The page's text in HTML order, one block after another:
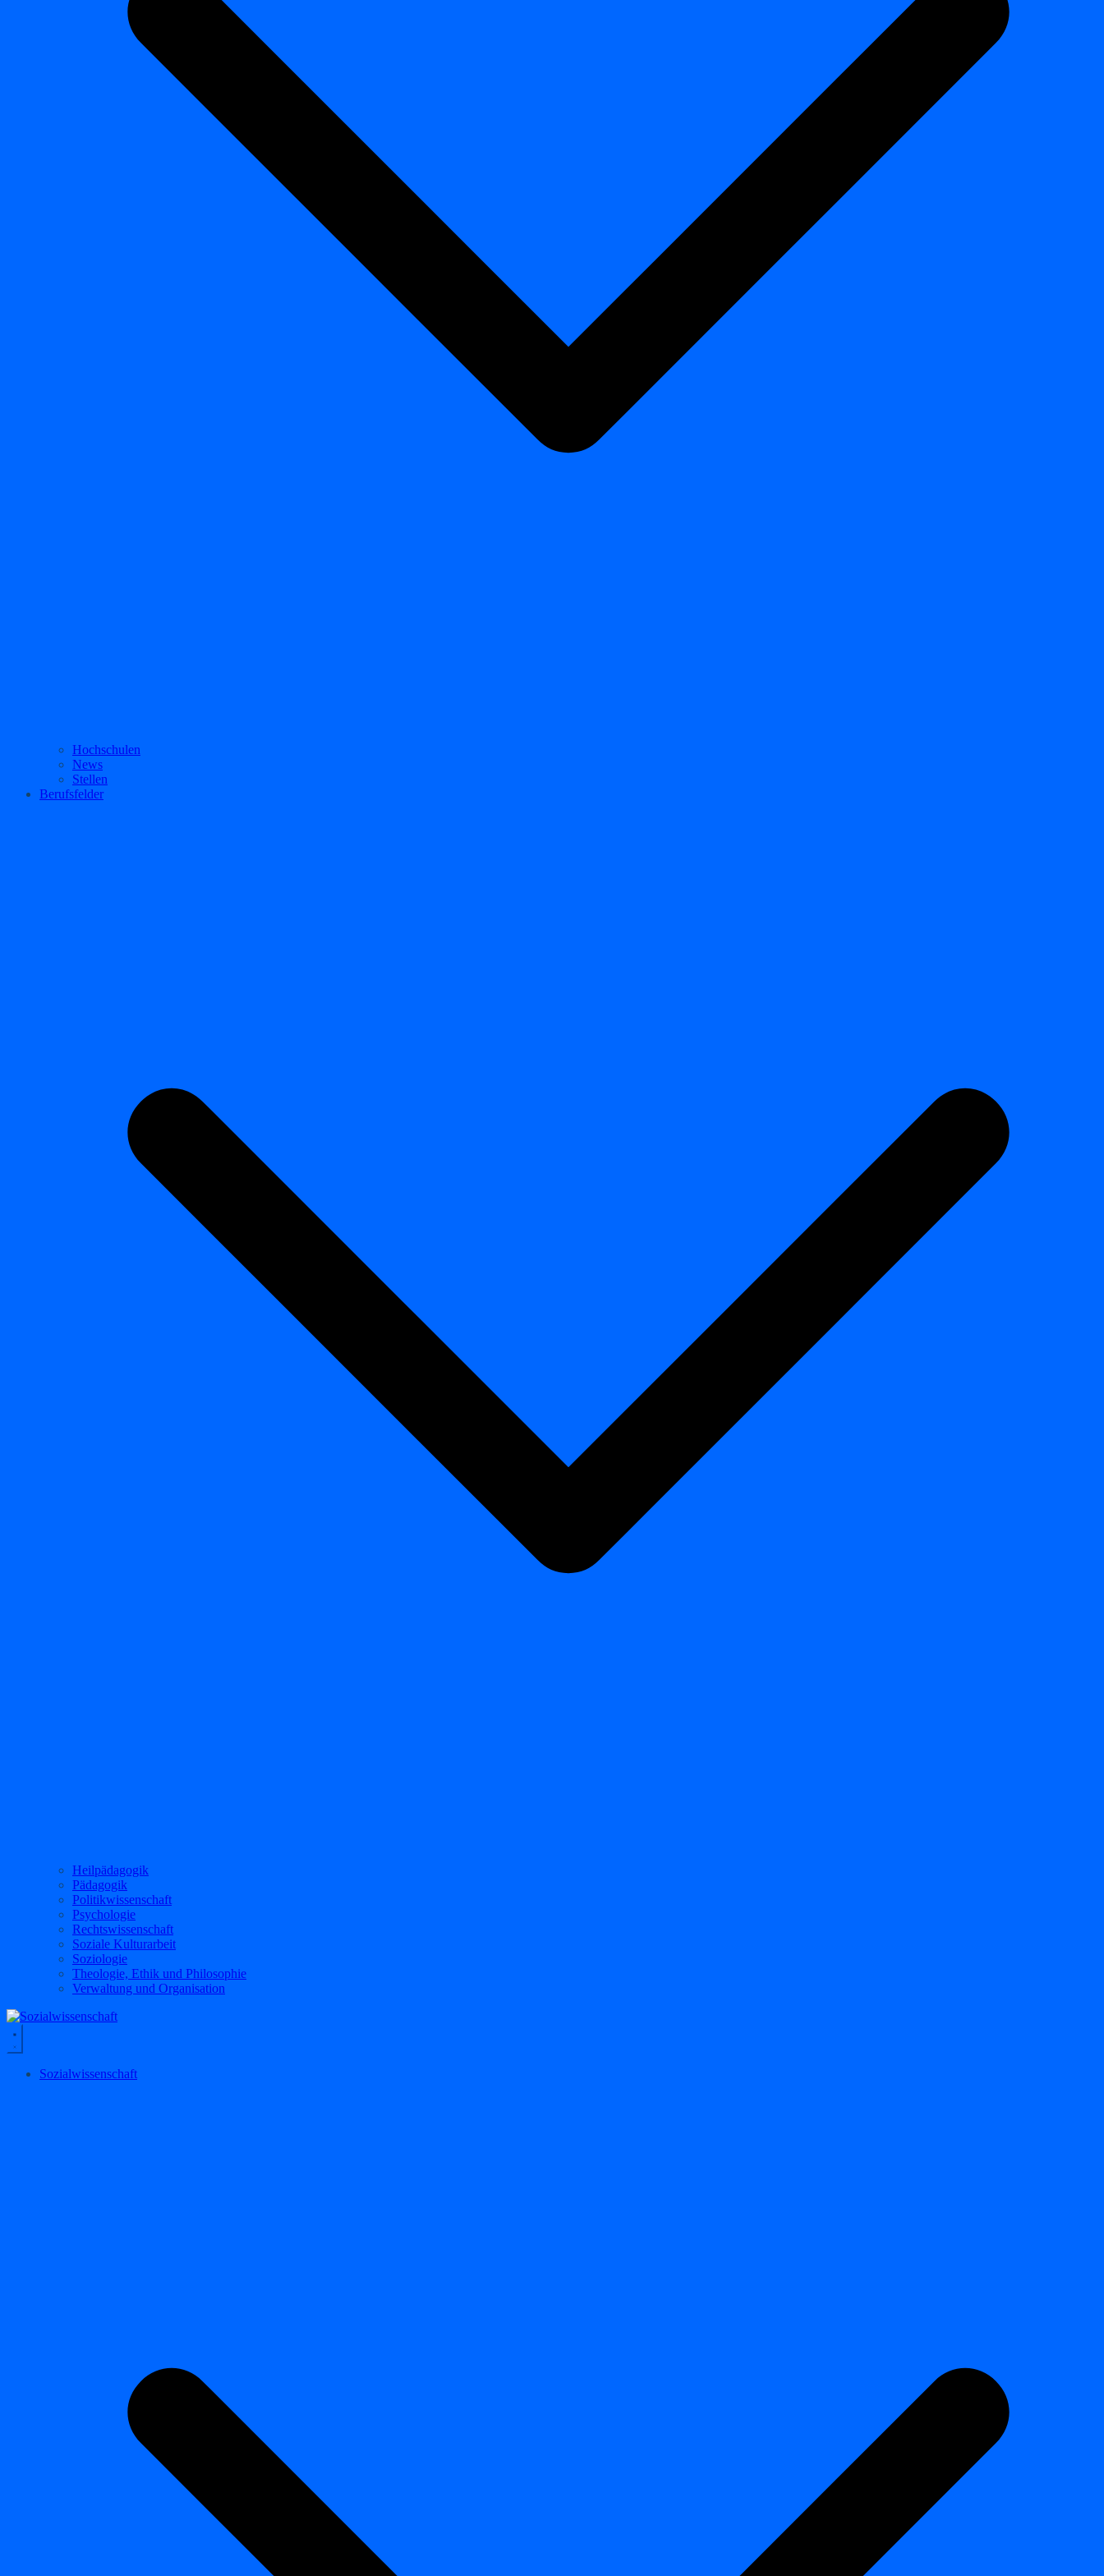
Hochschulen
News
Stellen
Berufsfelder
Heilpädagogik
Pädagogik
Politikwissenschaft
Psychologie
Rechtswissenschaft
Soziale Kulturarbeit
Soziologie
Theologie, Ethik und Philosophie
Verwaltung und Organisation
Sozialwissenschaft